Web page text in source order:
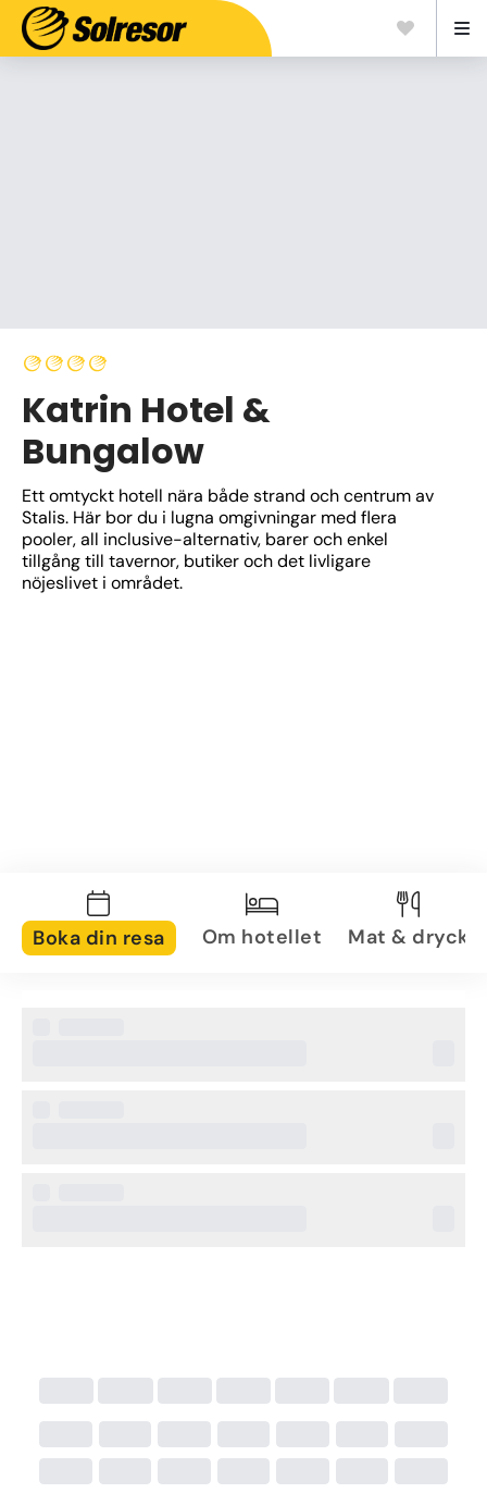
Katrin Hotel &
Bungalow
Ett omtyckt hotell nära både strand och centrum av
Stalis. Här bor du i lugna omgivningar med flera
pooler, all inclusive-alternativ, barer och enkel
tillgång till tavernor, butiker och det livligare
nöjeslivet i området.
Boka din resa Om hotellet Mat & dryck